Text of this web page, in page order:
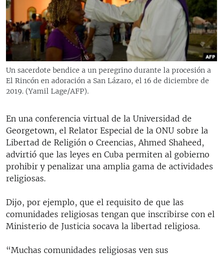
RADIO MARTÍ
ESPECIALES
ESPECIALES
LA REALIDAD DE LA VIVIENDA EN CUBA
SER VIEJO EN CUBA
LOS SANTOS DE HIALEAH
DESINFORMACIÓN RUSA EN AMÉRICA LATINA
LA INVASIÓN DE RUSIA A UCRANIA
MULTIMEDIA
EDITORIALES
SÍGUENOS
Un sacerdote bendice a un peregrino durante la procesión a
El Rincón en adoración a San Lázaro, el 16 de diciembre de
2019. (Yamil Lage/AFP).
En una conferencia virtual de la Universidad de
Georgetown, el Relator Especial de la ONU sobre la
Libertad de Religión o Creencias, Ahmed Shaheed,
advirtió que las leyes en Cuba permiten al gobierno
prohibir y penalizar una amplia gama de actividades
religiosas.
Dijo, por ejemplo, que el requisito de que las
comunidades religiosas tengan que inscribirse con el
Ministerio de Justicia socava la libertad religiosa.
“Muchas comunidades religiosas ven sus